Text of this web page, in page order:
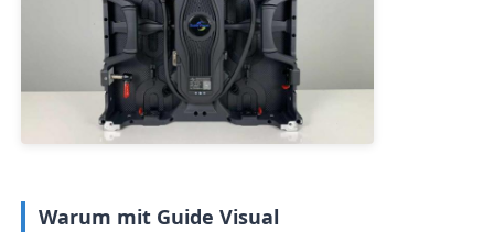
Warum mit Guide Visual